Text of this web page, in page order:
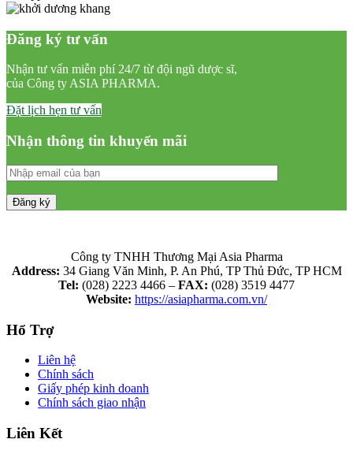
Đăng ký tư vấn
Nhận tư vấn miễn phí 24/7 từ đội ngũ dược sĩ,
của Công ty ASIA PHARMA.
Đặt lịch hẹn tư vấn
Nhận thông tin khuyến mãi
Công ty TNHH Thương Mại Asia Pharma
Address: 34 Giang Văn Minh, P. An Phú, TP Thủ Đức, TP HCM
Tel: (028) 2223 4466 – FAX: (028) 3519 4477
Website: https://asiapharma.com.vn/
Hổ Trợ
Liên hệ
Chính sách
Giấy phép kinh doanh
Chính sách giao nhận
Liên Kết